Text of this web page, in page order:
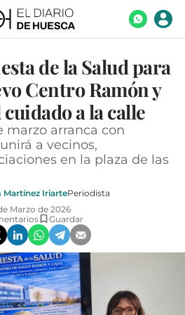
de la Salud para
Centro Ramón y
a la calle
marzo arranca con
a vecinos,
en la plaza de las
Martínez IriartePeriodista
Marzo de 2026
Guardar